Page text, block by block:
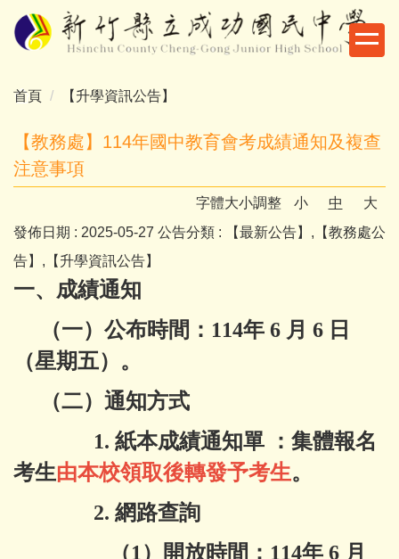
跳
到
內
首頁 【升學資訊公告】
【教務處】114年國中教育會考成績通知及複查
注意事項
字體大小調整 小 中
大
發佈日期 : 2025-05-27 公告分類 :
【最新公告】,【教務處公
告】,【升學資訊公告】
一、成績通知
（一）公布時間：114年 6 月 6 日
（星期五）。
（二）通知方式
1. 紙本成績通知單 ：集體報名
考生由本校領取後轉發予考生。
2. 網路查詢
（1）開放時間：114年 6 月